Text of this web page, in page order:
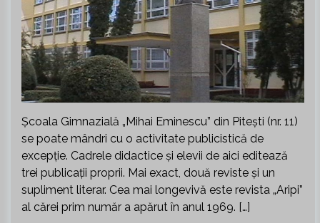
Școala Gimnazială „Mihai Eminescu” din Pitești (nr. 11)
se poate mândri cu o activitate publicistică de
excepție. Cadrele didactice și elevii de aici editează
trei publicații proprii. Mai exact, două reviste și un
supliment literar. Cea mai longevivă este revista „Aripi”
al cărei prim număr a apărut în anul 1969. […]